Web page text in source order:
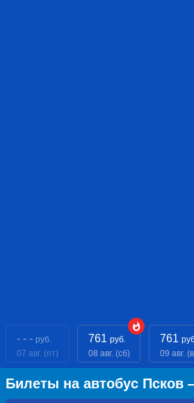
- - - руб.
07 авг. (пт)
761 руб.
08 авг. (сб)
761
09 авг.
Билеты на автобус